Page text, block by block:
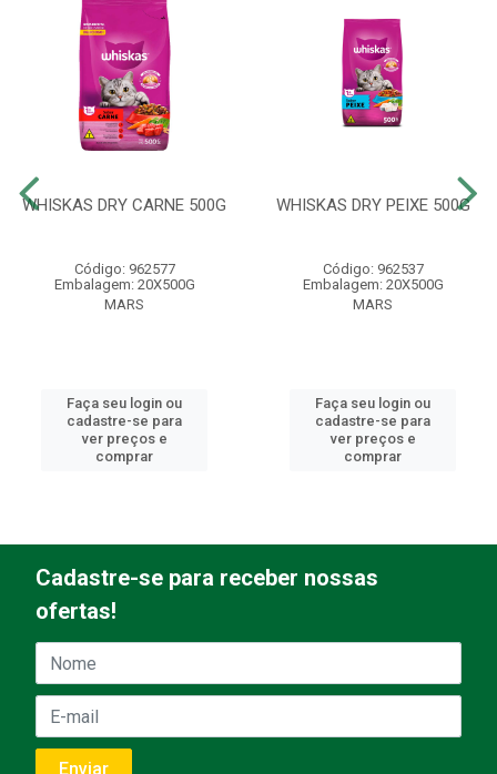
WHISKAS DRY CARNE 500G
Código: 962577
Embalagem: 20X500G
MARS
Faça seu login ou
cadastre-se para
ver preços e
comprar
WHISKAS DRY PEIXE 500G
Código: 962537
Embalagem: 20X500G
MARS
Faça seu login ou
cadastre-se para
ver preços e
comprar
Cadastre-se para receber nossas
ofertas!